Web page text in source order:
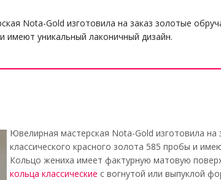
Nota-Gold изготовила на заказ золотые
имеют уникальный лаконичный дизайн.
Ювелирная мастерская Nota-Gold изготовила
классического красного золота 585 пробы и
Кольцо жениха имеет фактурную матовую
кольца классические с вогнутой или выпуклой